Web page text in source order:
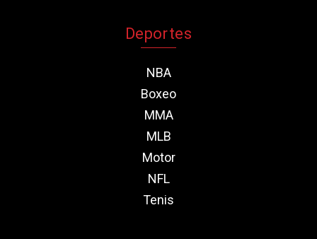
Deportes
NBA
Boxeo
MMA
MLB
Motor
NFL
Tenis